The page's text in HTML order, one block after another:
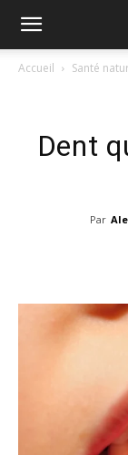
Accueil Santé
Dent
Par